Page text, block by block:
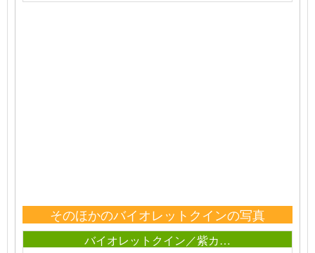
そのほかのバイオレットクインの写真
バイオレットクイン／紫カ…